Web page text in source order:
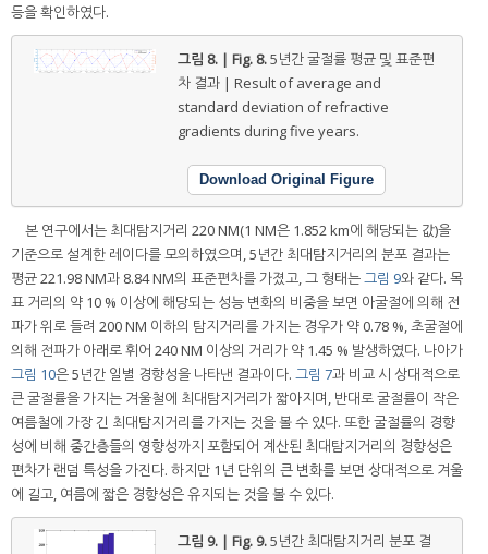
등을 확인하였다.
그림 8. | Fig. 8.5년간 굴절률 평균 및 표준편
차 결과 | Result of average and
standard deviation of refractive
gradients during five years.
Download Original Figure
본 연구에서는 최대탐지거리 220 NM(1 NM은 1.852 km에 해당되는 값)을
기준으로 설계한 레이다를 모의하였으며, 5년간 최대탐지거리의 분포 결과는
평균 221.98 NM과 8.84 NM의 표준편차를 가졌고, 그 형태는그림 9와 같다. 목
표 거리의 약 10 % 이상에 해당되는 성능 변화의 비중을 보면 아굴절에 의해 전
파가 위로 들려 200 NM 이하의 탐지거리를 가지는 경우가 약 0.78 %, 초굴절에
의해 전파가 아래로 휘어 240 NM 이상의 거리가 약 1.45 % 발생하였다. 나아가
그림 10은 5년간 일별 경향성을 나타낸 결과이다. 그림 7과 비교 시 상대적으로
큰 굴절률을 가지는 겨울철에 최대탐지거리가 짧아지며, 반대로 굴절률이 작은
여름철에 가장 긴 최대탐지거리를 가지는 것을 볼 수 있다. 또한 굴절률의 경향
성에 비해 중간층들의 영향성까지 포함되어 계산된 최대탐지거리의 경향성은
편차가 랜덤 특성을 가진다. 하지만 1년 단위의 큰 변화를 보면 상대적으로 겨울
에 길고, 여름에 짧은 경향성은 유지되는 것을 볼 수 있다.
그림 9. | Fig. 9.5년간 최대탐지거리 분포 결